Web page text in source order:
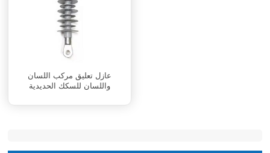
عازل تعليق مركب اللسان
واللسان للسكك الحديدية